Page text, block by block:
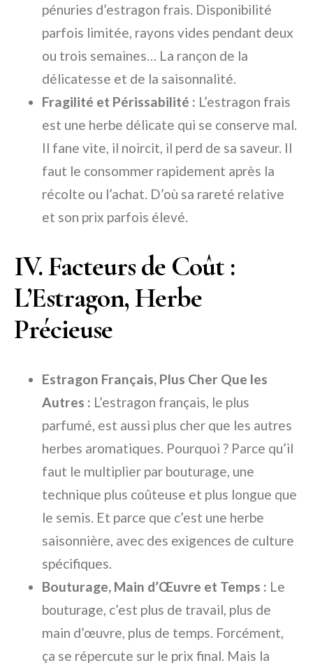
pénuries d’estragon frais. Disponibilité
parfois limitée, rayons vides pendant deux
ou trois semaines… La rançon de la
délicatesse et de la saisonnalité.
Fragilité et Périssabilité : L’estragon frais
est une herbe délicate qui se conserve mal.
Il fane vite, il noircit, il perd de sa saveur. Il
faut le consommer rapidement après la
récolte ou l’achat. D’où sa rareté relative
et son prix parfois élevé.
IV. Facteurs de Coût :
L’Estragon, Herbe
Précieuse
Estragon Français, Plus Cher Que les
Autres : L’estragon français, le plus
parfumé, est aussi plus cher que les autres
herbes aromatiques. Pourquoi ? Parce qu’il
faut le multiplier par bouturage, une
technique plus coûteuse et plus longue que
le semis. Et parce que c’est une herbe
saisonnière, avec des exigences de culture
spécifiques.
Bouturage, Main d’Œuvre et Temps : Le
bouturage, c’est plus de travail, plus de
main d’œuvre, plus de temps. Forcément,
ça se répercute sur le prix final. Mais la